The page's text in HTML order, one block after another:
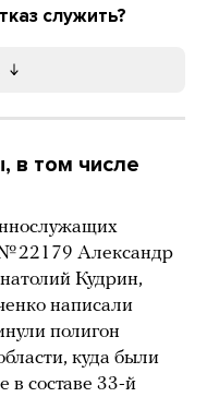
служить?
в том числе
22179 Александр
Кудрин,
написали
полигон
куда были
составе 33-й